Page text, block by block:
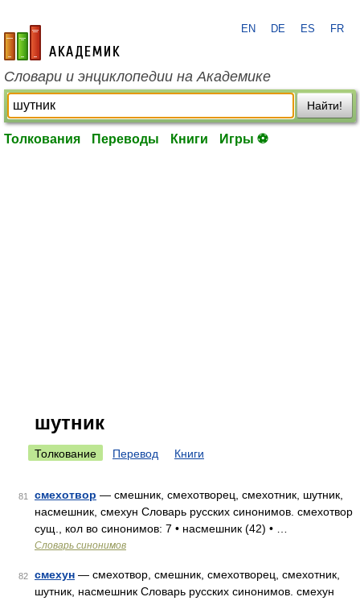
academic.ru
EN DE ES FR
Словари и энциклопедии на Академике
Найти!
Толкования Переводы Книги Игры ⚽
шутник
Толкование Перевод Книги
81 смехотвор — смешник, смехотворец, смехотник, шутник,
насмешник, смехун Словарь русских синонимов. смехотвор
сущ., кол во синонимов: 7 • насмешник (42) • …
Словарь синонимов
82 смехун — смехотвор, смешник, смехотворец, смехотник,
шутник, насмешник Словарь русских синонимов. смехун